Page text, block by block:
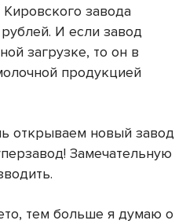
завода
И если завод
загрузке, то он в
продукцией
открываем новый завод
Замечательную
тем больше я думаю о